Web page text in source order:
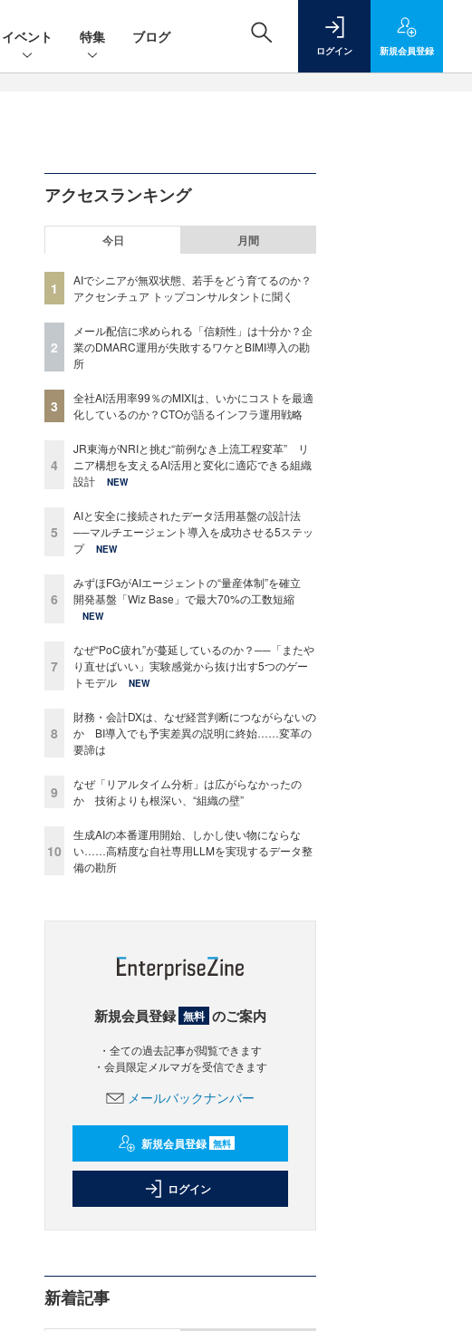
イベント 特集 ブログ
ログイン 新規会員登録
アクセスランキング
今日 月間
1
AIでシニアが無双状態、若手をどう育てるのか？
アクセンチュア トップコンサルタントに聞く
2
メール配信に求められる「信頼性」は十分か？企
業のDMARC運用が失敗するワケとBIMI導入の勘
所
3
全社AI活用率99％のMIXIは、いかにコストを最適
化しているのか？CTOが語るインフラ運用戦略
4
JR東海がNRIと挑む“前例なき上流工程変革” リ
ニア構想を支えるAI活用と変化に適応できる組織
設計
NEW
5
AIと安全に接続されたデータ活用基盤の設計法
──マルチエージェント導入を成功させる5ステッ
プ
NEW
6
みずほFGがAIエージェントの“量産体制”を確立
開発基盤「Wiz Base」で最大70%の工数短縮
NEW
7
なぜ“PoC疲れ”が蔓延しているのか？──「またや
り直せばいい」実験感覚から抜け出す5つのゲー
トモデル
NEW
8
財務・会計DXは、なぜ経営判断につながらないの
か BI導入でも予実差異の説明に終始……変革の
要諦は
9
なぜ「リアルタイム分析」は広がらなかったの
か 技術よりも根深い、“組織の壁”
10
生成AIの本番運用開始、しかし使い物にならな
い……高精度な自社専用LLMを実現するデータ整
備の勘所
新規会員登録 無料 のご案内
・全ての過去記事が閲覧できます
・会員限定メルマガを受信できます
メールバックナンバー
新規会員登録 無料
ログイン
新着記事